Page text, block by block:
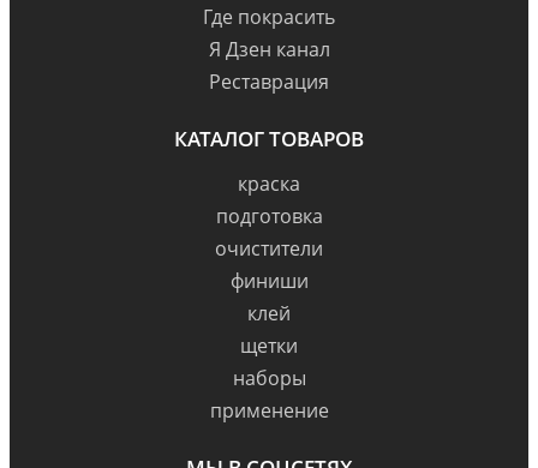
Где покрасить
Я Дзен канал
Реставрация
КАТАЛОГ ТОВАРОВ
краска
подготовка
очистители
финиши
клей
щетки
наборы
применение